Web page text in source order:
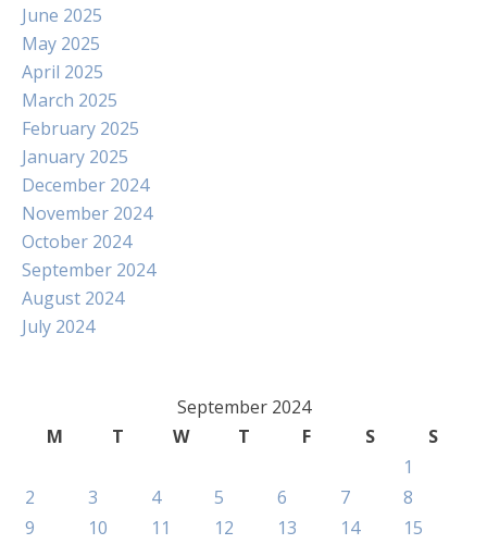
June 2025
May 2025
April 2025
March 2025
February 2025
January 2025
December 2024
November 2024
October 2024
September 2024
August 2024
July 2024
September 2024
M
T W T F S
S
1
2
3 4 5 6 7
8
9
10 11 12 13 14
15